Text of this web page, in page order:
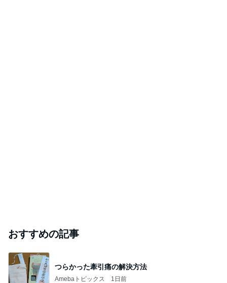
おすすめの記事
つらかった牽引痛の解決方法
Amebaトピックス 1日前